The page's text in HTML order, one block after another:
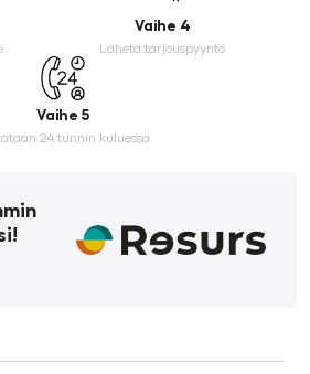
Vaihe 4
Lähetä tarjouspyyntö
Vaihe 5
24 tunnin kuluessa